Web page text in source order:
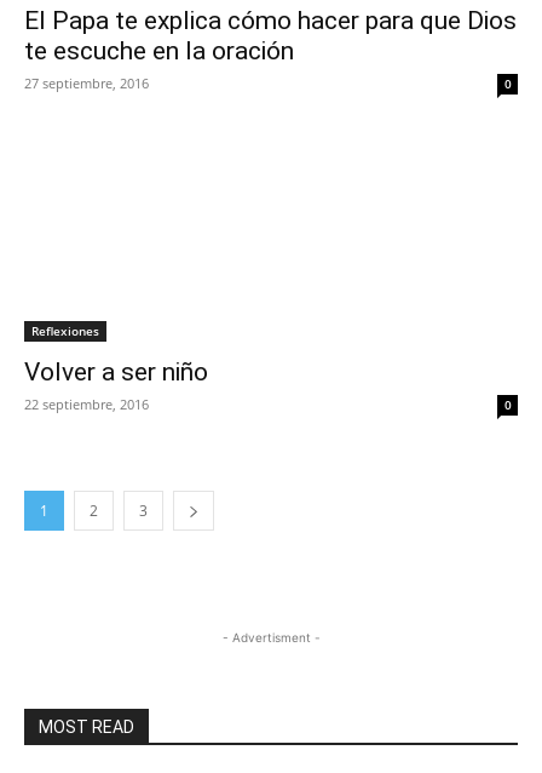
El Papa te explica cómo hacer para que Dios
te escuche en la oración
27 septiembre, 2016 0
Reflexiones
Volver a ser niño
22 septiembre, 2016 0
1 2 3
- Advertisment -
MOST READ